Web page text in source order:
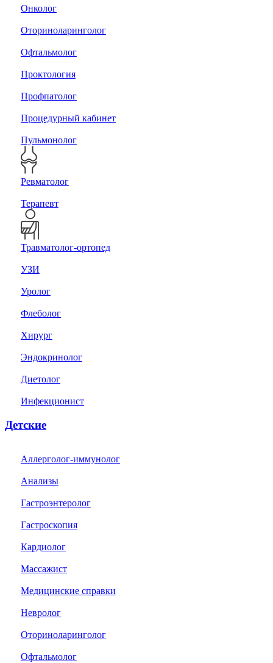
Онколог
Оториноларинголог
Офтальмолог
Проктология
Профпатолог
Процедурный кабинет
Пульмонолог
Ревматолог
Терапевт
Травматолог-ортопед
УЗИ
Уролог
Флеболог
Хирург
Эндокринолог
Диетолог
Инфекционист
Детские
Аллерголог-иммунолог
Анализы
Гастроэнтеролог
Гастроскопия
Кардиолог
Массажист
Медицинские справки
Невролог
Оториноларинголог
Офтальмолог